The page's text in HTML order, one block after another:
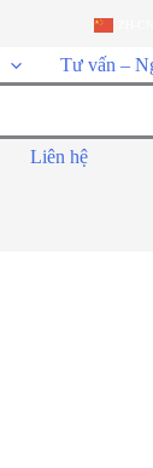
Tư vấn –
Liên hệ